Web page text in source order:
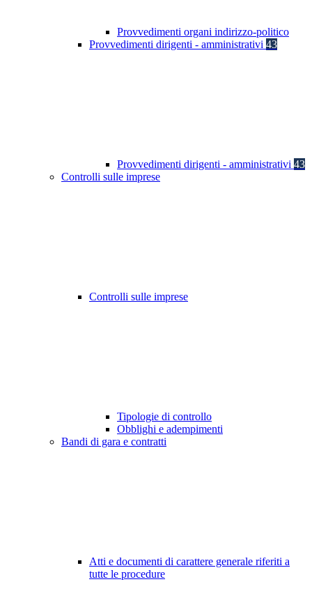
Provvedimenti organi indirizzo-politico
Provvedimenti dirigenti - amministrativi 43
Provvedimenti dirigenti - amministrativi 43
Controlli sulle imprese
Controlli sulle imprese
Tipologie di controllo
Obblighi e adempimenti
Bandi di gara e contratti
Atti e documenti di carattere generale riferiti a
tutte le procedure